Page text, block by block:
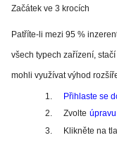
Začátek ve 3 krocích
Patříte-li mezi 95 %
všech typech zařízení,
mohli využívat výhod
1. Přihlaste se
2.
Zvolte
3.
Klikněte na